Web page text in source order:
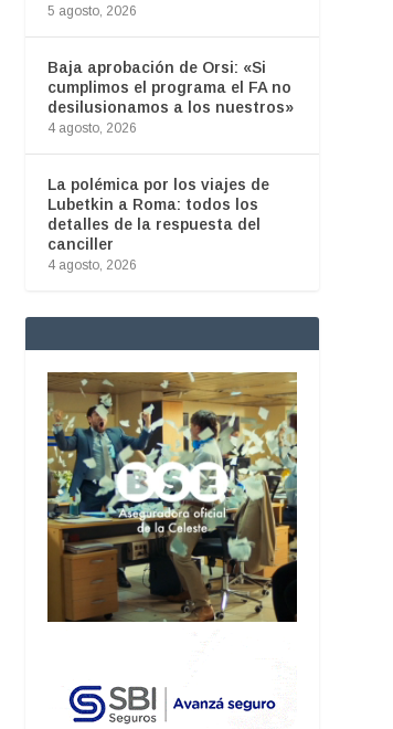
5 agosto, 2026
Baja aprobación de Orsi: «Si
cumplimos el programa el FA no
desilusionamos a los nuestros»
4 agosto, 2026
La polémica por los viajes de
Lubetkin a Roma: todos los
detalles de la respuesta del
canciller
4 agosto, 2026